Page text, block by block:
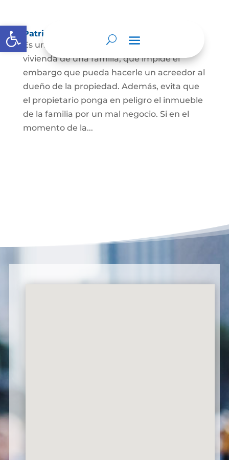
Abrir barra de herramientas
Patrimonio de familia inembargable
Es una clase especial de protección de la
vivienda de una familia, que impide el
embargo que pueda hacerle un acreedor al
dueño de la propiedad. Además, evita que
el propietario ponga en peligro el inmueble
de la familia por un mal negocio. Si en el
momento de la...